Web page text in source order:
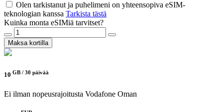
Olen tarkistanut ja puhelimeni on yhteensopiva eSIM-
teknologian kanssa Tarkista tästä
Kuinka monta eSIMiä tarvitset?
Maksa kortilla
10 GB / 30 päivää
Ei ilman nopeusrajoitusta Vodafone Oman